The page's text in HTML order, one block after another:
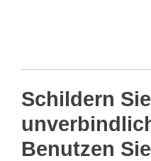
Schildern
Benutzen